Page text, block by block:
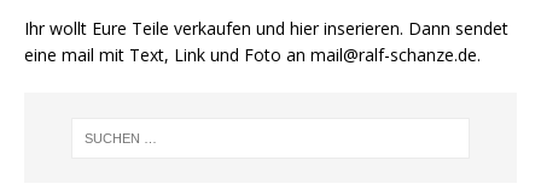
Ihr wollt Eure Teile verkaufen und hier inserieren. Dann sendet
eine mail mit Text, Link und Foto an mail@ralf-schanze.de.